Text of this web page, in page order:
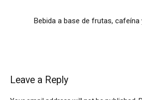
Bebida a base de frutas, cafeína
Leave a Reply